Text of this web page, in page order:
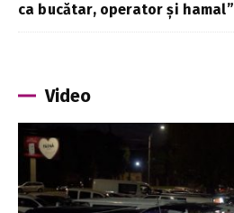
ca bucătar, operator și hamal”
Video